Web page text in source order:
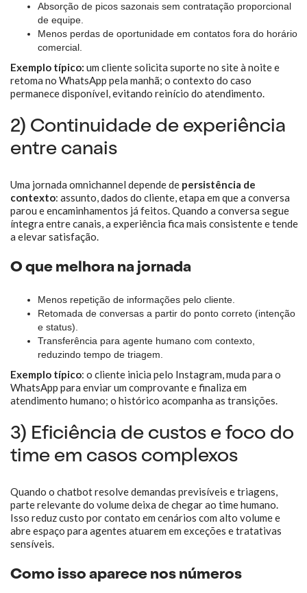
Absorção de picos sazonais sem contratação proporcional
de equipe.
Menos perdas de oportunidade em contatos fora do horário
comercial.
Exemplo típico: um cliente solicita suporte no site à noite e
retoma no WhatsApp pela manhã; o contexto do caso
permanece disponível, evitando reinício do atendimento.
2) Continuidade de experiência
entre canais
Uma jornada omnichannel depende de persistência de
contexto: assunto, dados do cliente, etapa em que a conversa
parou e encaminhamentos já feitos. Quando a conversa segue
íntegra entre canais, a experiência fica mais consistente e tende
a elevar satisfação.
O que melhora na jornada
Menos repetição de informações pelo cliente.
Retomada de conversas a partir do ponto correto (intenção
e status).
Transferência para agente humano com contexto,
reduzindo tempo de triagem.
Exemplo típico: o cliente inicia pelo Instagram, muda para o
WhatsApp para enviar um comprovante e finaliza em
atendimento humano; o histórico acompanha as transições.
3) Eficiência de custos e foco do
time em casos complexos
Quando o chatbot resolve demandas previsíveis e triagens,
parte relevante do volume deixa de chegar ao time humano.
Isso reduz custo por contato em cenários com alto volume e
abre espaço para agentes atuarem em exceções e tratativas
sensíveis.
Como isso aparece nos números